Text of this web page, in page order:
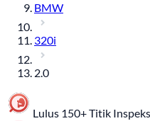
BMW
320i
2.0
Lulus 150+ Titik